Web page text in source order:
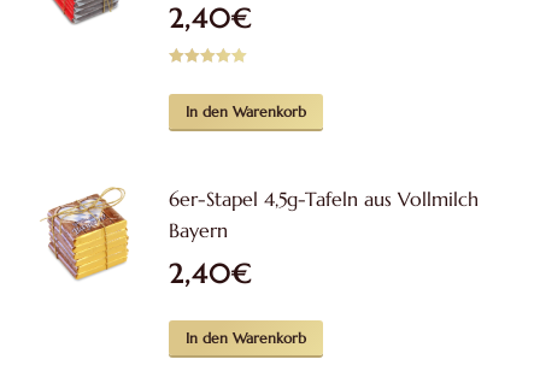
2,40€
5.00von 5
In den Warenkorb
6er-Stapel 4,5g-Tafeln aus Vollmilch
Bayern
2,40€
In den Warenkorb